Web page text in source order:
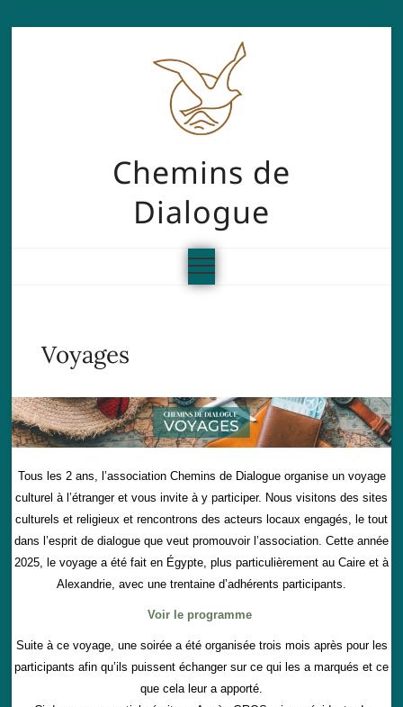
Chemins de
Dialogue
Voyages
Tous les 2 ans, l’association Chemins de Dialogue organise un voyage
culturel à l’étranger et vous invite à y participer. Nous visitons des sites
culturels et religieux et rencontrons des acteurs locaux engagés, le tout
dans l’esprit de dialogue que veut promouvoir l’association. Cette année
2025, le voyage a été fait en Égypte, plus particulièrement au Caire et à
Alexandrie, avec une trentaine d’adhérents participants.
Voir le programme
Suite à ce voyage, une soirée a été organisée trois mois après pour les
participants afin qu’ils puissent échanger sur ce qui les a marqués et ce
que cela leur a apporté.